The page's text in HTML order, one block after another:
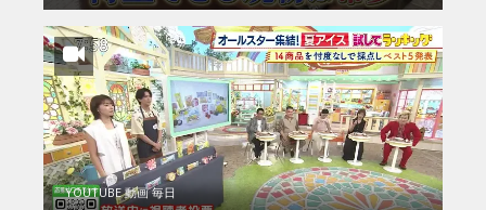
YOUTUBE 動画 毎日